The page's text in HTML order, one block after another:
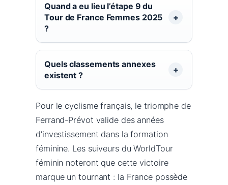
Quand a eu lieu l’étape 9 du
Tour de France Femmes 2025
?
Quels classements annexes
existent ?
Pour le cyclisme français, le triomphe de
Ferrand-Prévot valide des années
d’investissement dans la formation
féminine. Les suiveurs du WorldTour
féminin noteront que cette victoire
marque un tournant : la France possède